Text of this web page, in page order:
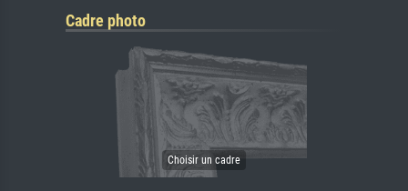
Cadre photo